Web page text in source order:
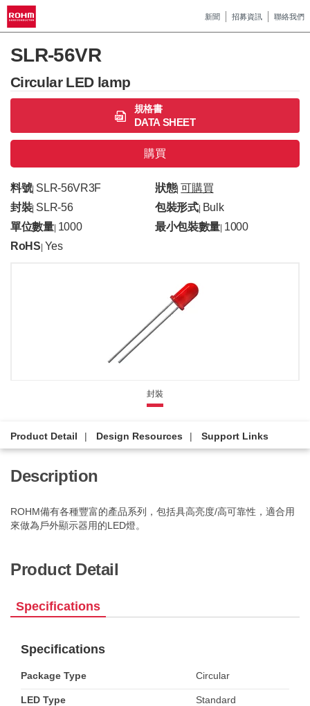
新聞 招募資訊 聯絡我們
SLR-56VR
Circular LED lamp
規格書
DATA SHEET
購買
料號| SLR-56VR3F 狀態| 可購買
封裝| SLR-56 包裝形式| Bulk
單位數量| 1000 最小包裝數量 1000
RoHS Yes
封裝
Product Detail Design Resources Support Links
Description
ROHM備有各種豐富的產品系列，包括具高亮度/高可靠性，適合用
來做為戶外顯示器用的LED燈。
Product Detail
Specifications
Specifications
Package Type Circular
LED Type Standard